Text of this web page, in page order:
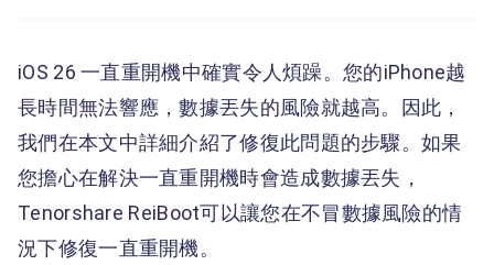
iOS 26 一直重開機中確實令人煩躁。您的iPhone越
長時間無法響應，數據丟失的風險就越高。因此，
我們在本文中詳細介紹了修復此問題的步驟。如果
您擔心在解決一直重開機時會造成數據丟失，
Tenorshare ReiBoot可以讓您在不冒數據風險的情
況下修復一直重開機。